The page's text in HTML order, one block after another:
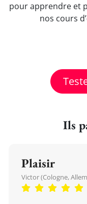
pour apprendre et
nos cours
Ils
Plaisir
Victor (Cologne,